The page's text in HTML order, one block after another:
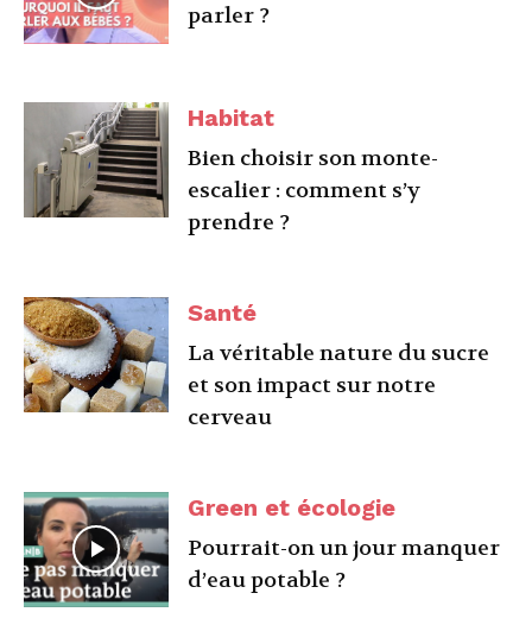
parler ?
Habitat
Bien choisir son monte-
escalier : comment s’y
prendre ?
Santé
La véritable nature du sucre
et son impact sur notre
cerveau
Green et écologie
Pourrait-on un jour manquer
d’eau potable ?